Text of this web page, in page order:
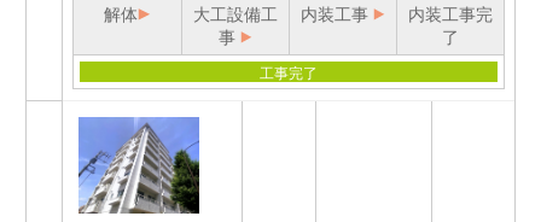
解体
大工設備工
事
内装工事
内装工事完
了
工事完了